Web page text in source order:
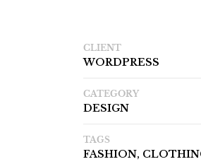
CLIENT
WORDPRESS
CATEGORY
DESIGN
TAGS
FASHION,